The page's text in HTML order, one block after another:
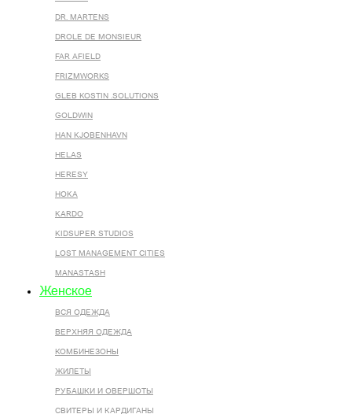
DR. MARTENS
DROLE DE MONSIEUR
FAR AFIELD
FRIZMWORKS
GLEB KOSTIN .SOLUTIONS
GOLDWIN
HAN KJOBENHAVN
HELAS
HERESY
HOKA
KARDO
KIDSUPER STUDIOS
LOST MANAGEMENT CITIES
MANASTASH
Женское
ВСЯ ОДЕЖДА
ВЕРХНЯЯ ОДЕЖДА
КОМБИНЕЗОНЫ
ЖИЛЕТЫ
РУБАШКИ И ОВЕРШОТЫ
СВИТЕРЫ И КАРДИГАНЫ